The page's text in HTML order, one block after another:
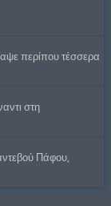
περίπου τέσσερα
στη
Πάφου,